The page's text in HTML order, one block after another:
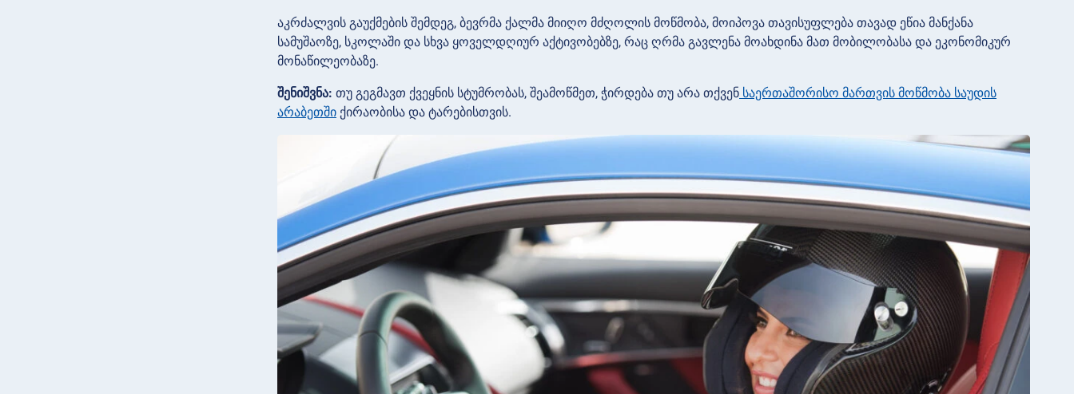
აკრძალვის გაუქმების შემდეგ, ბევრმა ქალმა მიიღო მძღოლის მოწმობა, მოიპოვა თავისუფლება თავად ეწია მანქანა
სამუშაოზე, სკოლაში და სხვა ყოველდღიურ აქტივობებზე, რაც ღრმა გავლენა მოახდინა მათ მობილობასა და ეკონომიკურ
მონაწილეობაზე.
შენიშვნა: თუ გეგმავთ ქვეყნის სტუმრობას, შეამოწმეთ, ჭირდება თუ არა თქვენ საერთაშორისო მართვის მოწმობა საუდის
არაბეთში ქირაობისა და ტარებისთვის.